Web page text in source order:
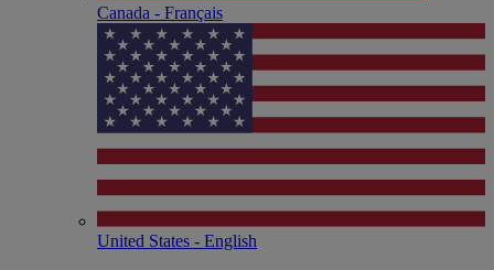
Canada - Français
United States - English